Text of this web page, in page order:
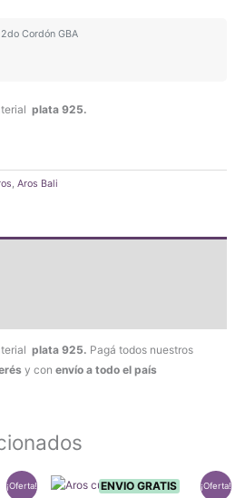
Cordón GBA
plata 925.
, Aros Bali
plata 925. Pagá todos nuestros
y con envío a todo el país
¡Oferta! ¡Oferta!
ENVIO GRATIS